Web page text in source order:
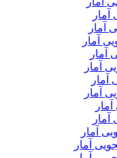
آمار
آمار
آمار
آمار
آمار